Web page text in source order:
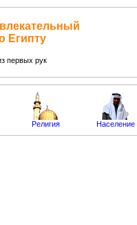
Египту
первых рук
Религия Население